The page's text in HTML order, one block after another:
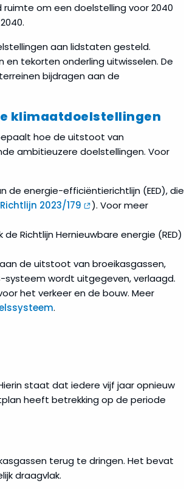
om een doelstelling voor 2040
aan lidstaten gesteld.
tekorten onderling uitwisselen. De
bijdragen aan de
klimaatdoelstellingen
hoe de uitstoot van
ambitieuzere doelstellingen. Voor
de energie-efficiëntierichtlijn (EED), die
Richtlijn 2023/179
). Voor meer
Richtlijn Hernieuwbare energie (RED)
de uitstoot van broeikasgassen,
wordt uitgegeven, verlaagd.
het verkeer en de bouw. Meer
.
staat dat iedere vijf jaar opnieuw
heeft betrekking op de periode
terug te dringen. Het bevat
draagvlak.